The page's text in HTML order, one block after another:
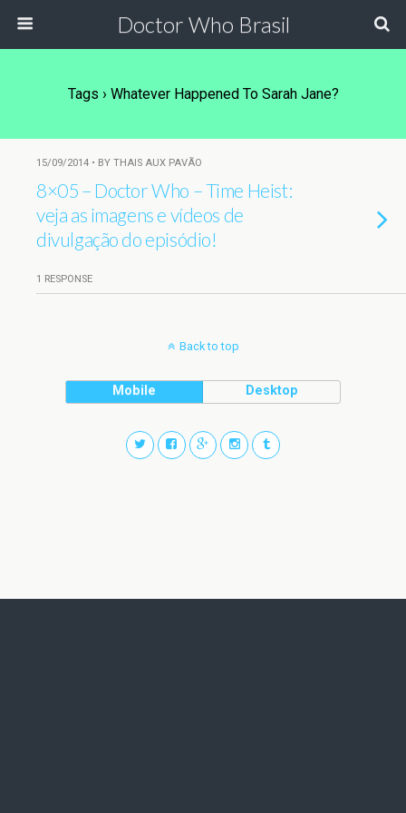
Doctor Who Brasil
Tags › Whatever Happened To Sarah Jane?
15/09/2014 • BY THAIS AUX PAVÃO
8×05 – Doctor Who – Time Heist:
veja as imagens e vídeos de
divulgação do episódio!
1 RESPONSE
Back to top
Mobile Desktop